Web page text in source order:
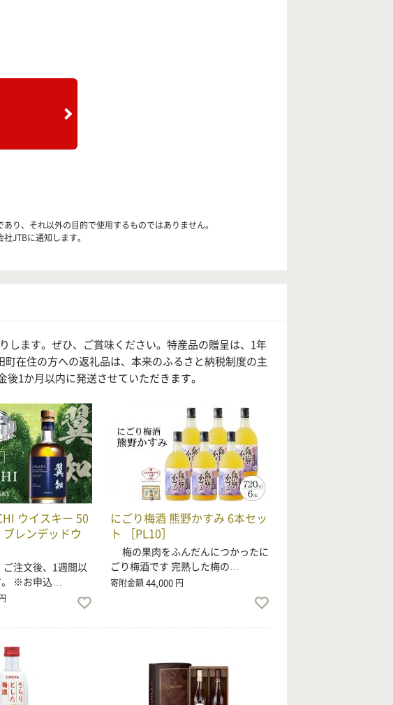
り、それ以外の目的で使用するものではありません。
JTBに通知します。
します。ぜひ、ご賞味ください。特産品の贈呈は、1年
在住の方への返礼品は、本来のふるさと納税制度の主
1か月以内に発送させていただきます。
ウイスキー 50
レンデッドウ
注文後、1週間以
。 ※お申込…
にごり梅酒 熊野かすみ 6本セッ
ト ［PL10］
梅の果肉をふんだんにつかったに
ごり梅酒です 完熟した梅の…
寄附金額44,000 円